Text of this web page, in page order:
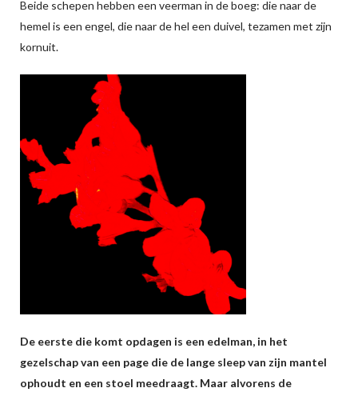
Beide schepen hebben een veerman in de boeg: die naar de
hemel is een engel, die naar de hel een duivel, tezamen met zijn
kornuit.
De eerste die komt opdagen is een edelman, in het
gezelschap van een page die de lange sleep van zijn mantel
ophoudt en een stoel meedraagt. Maar alvorens de